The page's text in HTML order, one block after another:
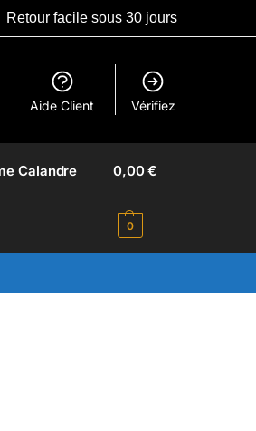
Retour facile sous 30 jours
Aide Client Vérifiez
Calandre​ 0,00€
0